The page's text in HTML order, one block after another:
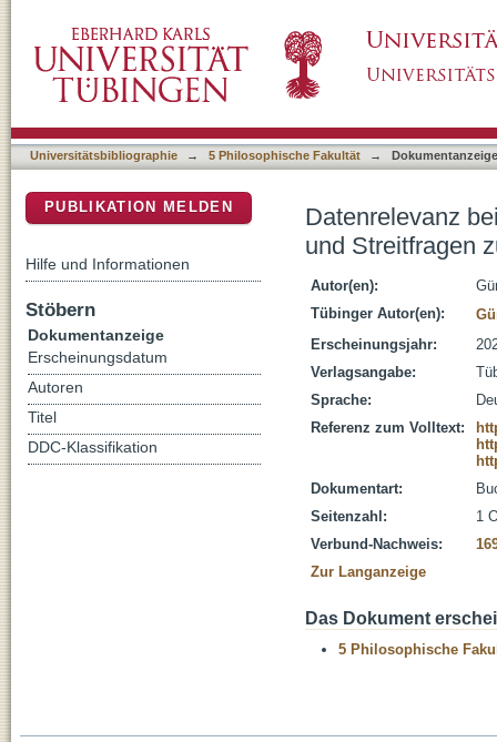
mit Daten
Universitätsbibliographie → 5 Philosophische Fakultät → Dokumentanzeige
Datenrelevanz
und Streitfragen
Autor(en):
Tübinger Autor(en):
Erscheinungsjahr:
Verlagsangabe:
Sprache:
Referenz zum Volltext:
Dokumentart:
Seitenzahl:
1
Verbund-Nachweis:
Zur Langanzeige
Das Dokument
5 Philosophische
PUBLIKATION MELDEN
Hilfe und Informationen
Stöbern
Dokumentanzeige
Erscheinungsdatum
Autoren
Titel
DDC-Klassifikation